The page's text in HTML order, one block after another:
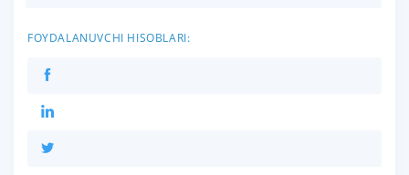
FOYDALANUVCHI HISOBLARI: